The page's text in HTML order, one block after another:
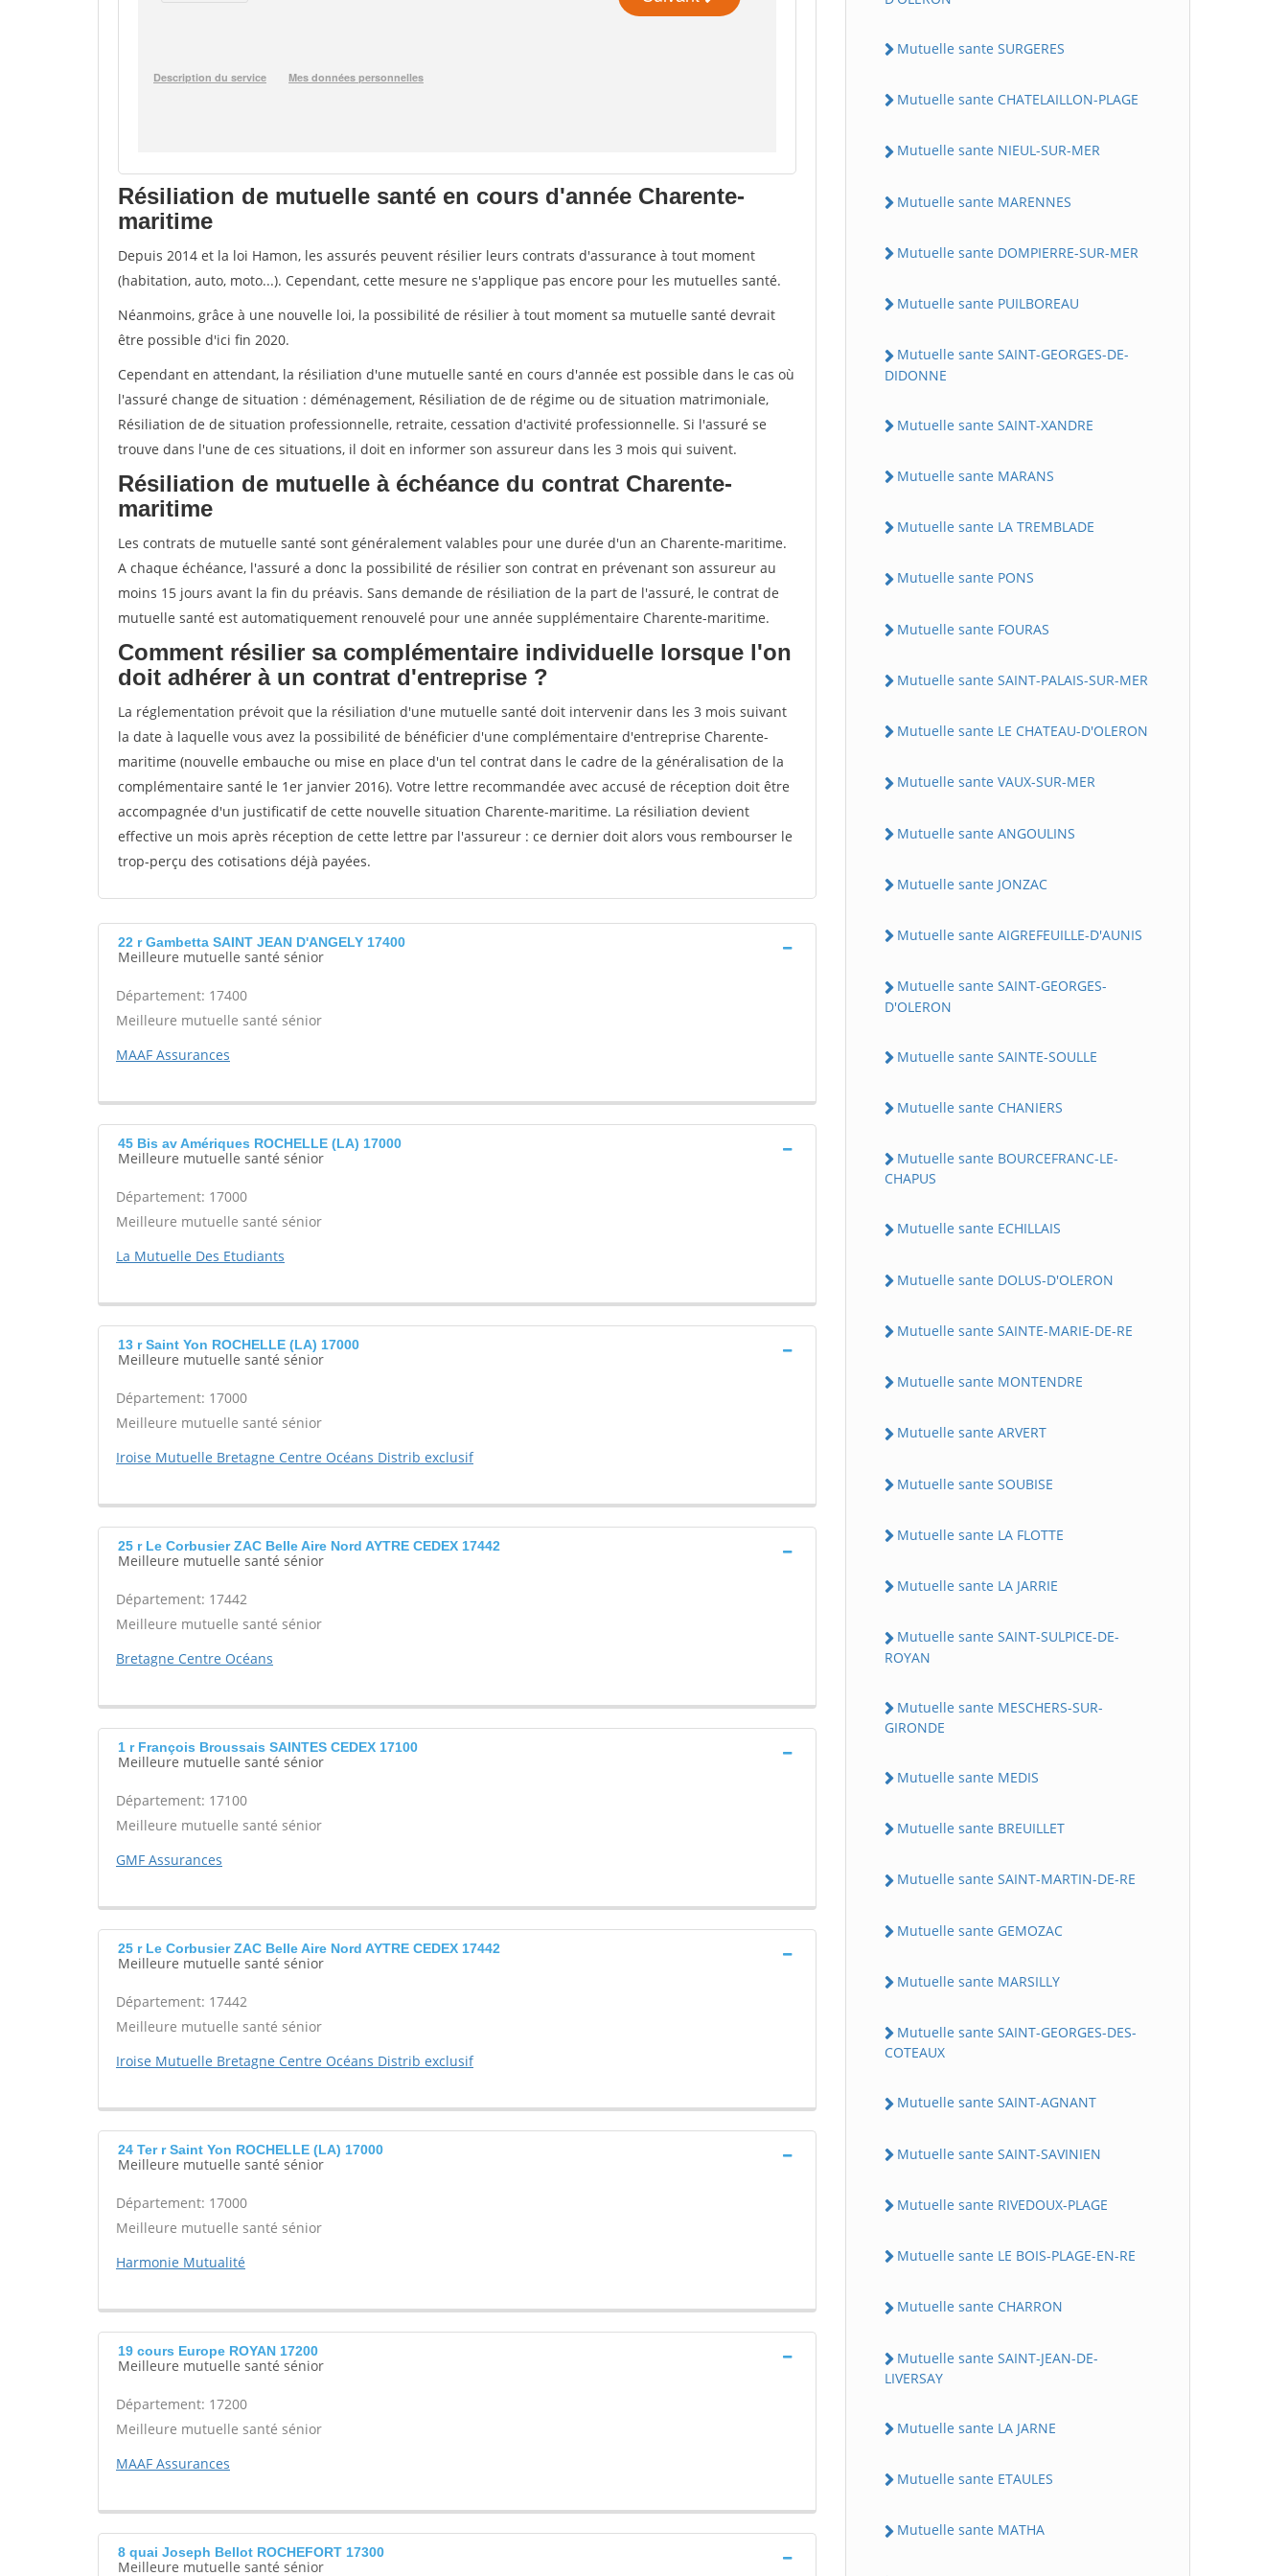
Résiliation de mutuelle santé en cours d'année Charente-
maritime
Depuis 2014 et la loi Hamon, les assurés peuvent résilier leurs contrats d'assurance à tout moment
(habitation, auto, moto...). Cependant, cette mesure ne s'applique pas encore pour les mutuelles santé.
Néanmoins, grâce à une nouvelle loi, la possibilité de résilier à tout moment sa mutuelle santé devrait
être possible d'ici fin 2020.
Cependant en attendant, la résiliation d'une mutuelle santé en cours d'année est possible dans le cas où
l'assuré change de situation : déménagement, Résiliation de de régime ou de situation matrimoniale,
Résiliation de de situation professionnelle, retraite, cessation d'activité professionnelle. Si l'assuré se
trouve dans l'une de ces situations, il doit en informer son assureur dans les 3 mois qui suivent.
Résiliation de mutuelle à échéance du contrat Charente-
maritime
Les contrats de mutuelle santé sont généralement valables pour une durée d'un an Charente-maritime.
A chaque échéance, l'assuré a donc la possibilité de résilier son contrat en prévenant son assureur au
moins 15 jours avant la fin du préavis. Sans demande de résiliation de la part de l'assuré, le contrat de
mutuelle santé est automatiquement renouvelé pour une année supplémentaire Charente-maritime.
Comment résilier sa complémentaire individuelle lorsque l'on
doit adhérer à un contrat d'entreprise ?
La réglementation prévoit que la résiliation d'une mutuelle santé doit intervenir dans les 3 mois suivant
la date à laquelle vous avez la possibilité de bénéficier d'une complémentaire d'entreprise Charente-
maritime (nouvelle embauche ou mise en place d'un tel contrat dans le cadre de la généralisation de la
complémentaire santé le 1er janvier 2016). Votre lettre recommandée avec accusé de réception doit être
accompagnée d'un justificatif de cette nouvelle situation Charente-maritime. La résiliation devient
effective un mois après réception de cette lettre par l'assureur : ce dernier doit alors vous rembourser le
trop-perçu des cotisations déjà payées.
22 r Gambetta SAINT JEAN D'ANGELY 17400
Meilleure mutuelle santé sénior
Département: 17400
Meilleure mutuelle santé sénior
MAAF Assurances
45 Bis av Amériques ROCHELLE (LA) 17000
Meilleure mutuelle santé sénior
Département: 17000
Meilleure mutuelle santé sénior
La Mutuelle Des Etudiants
13 r Saint Yon ROCHELLE (LA) 17000
Meilleure mutuelle santé sénior
Département: 17000
Meilleure mutuelle santé sénior
Iroise Mutuelle Bretagne Centre Océans Distrib exclusif
25 r Le Corbusier ZAC Belle Aire Nord AYTRE CEDEX 17442
Meilleure mutuelle santé sénior
Département: 17442
Meilleure mutuelle santé sénior
Bretagne Centre Océans
1 r François Broussais SAINTES CEDEX 17100
Meilleure mutuelle santé sénior
Département: 17100
Meilleure mutuelle santé sénior
GMF Assurances
25 r Le Corbusier ZAC Belle Aire Nord AYTRE CEDEX 17442
Meilleure mutuelle santé sénior
Département: 17442
Meilleure mutuelle santé sénior
Iroise Mutuelle Bretagne Centre Océans Distrib exclusif
24 Ter r Saint Yon ROCHELLE (LA) 17000
Meilleure mutuelle santé sénior
Département: 17000
Meilleure mutuelle santé sénior
Harmonie Mutualité
19 cours Europe ROYAN 17200
Meilleure mutuelle santé sénior
Département: 17200
Meilleure mutuelle santé sénior
MAAF Assurances
8 quai Joseph Bellot ROCHEFORT 17300
Meilleure mutuelle santé sénior
Mutuelle sante SURGERES
Mutuelle sante CHATELAILLON-PLAGE
Mutuelle sante NIEUL-SUR-MER
Mutuelle sante MARENNES
Mutuelle sante DOMPIERRE-SUR-MER
Mutuelle sante PUILBOREAU
Mutuelle sante SAINT-GEORGES-DE-
DIDONNE
Mutuelle sante SAINT-XANDRE
Mutuelle sante MARANS
Mutuelle sante LA TREMBLADE
Mutuelle sante PONS
Mutuelle sante FOURAS
Mutuelle sante SAINT-PALAIS-SUR-MER
Mutuelle sante LE CHATEAU-D'OLERON
Mutuelle sante VAUX-SUR-MER
Mutuelle sante ANGOULINS
Mutuelle sante JONZAC
Mutuelle sante AIGREFEUILLE-D'AUNIS
Mutuelle sante SAINT-GEORGES-
D'OLERON
Mutuelle sante SAINTE-SOULLE
Mutuelle sante CHANIERS
Mutuelle sante BOURCEFRANC-LE-
CHAPUS
Mutuelle sante ECHILLAIS
Mutuelle sante DOLUS-D'OLERON
Mutuelle sante SAINTE-MARIE-DE-RE
Mutuelle sante MONTENDRE
Mutuelle sante ARVERT
Mutuelle sante SOUBISE
Mutuelle sante LA FLOTTE
Mutuelle sante LA JARRIE
Mutuelle sante SAINT-SULPICE-DE-
ROYAN
Mutuelle sante MESCHERS-SUR-
GIRONDE
Mutuelle sante MEDIS
Mutuelle sante BREUILLET
Mutuelle sante SAINT-MARTIN-DE-RE
Mutuelle sante GEMOZAC
Mutuelle sante MARSILLY
Mutuelle sante SAINT-GEORGES-DES-
COTEAUX
Mutuelle sante SAINT-AGNANT
Mutuelle sante SAINT-SAVINIEN
Mutuelle sante RIVEDOUX-PLAGE
Mutuelle sante LE BOIS-PLAGE-EN-RE
Mutuelle sante CHARRON
Mutuelle sante SAINT-JEAN-DE-
LIVERSAY
Mutuelle sante LA JARNE
Mutuelle sante ETAULES
Mutuelle sante MATHA